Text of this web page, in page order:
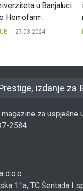
u Banjaluci
Hemofarm
27.03.2024.
izdanje za
za uspješne
2584
d.o.o.
11a, TC Šentada I